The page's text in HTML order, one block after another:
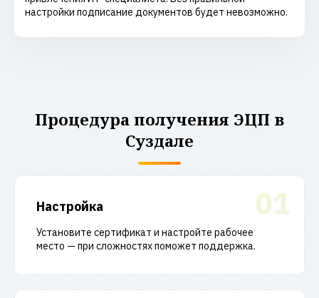
настройки подписание документов будет невозможно.
Процедура получения ЭЦП в
Суздале
01
Настройка
Установите сертификат и настройте рабочее
место — при сложностях поможет поддержка.